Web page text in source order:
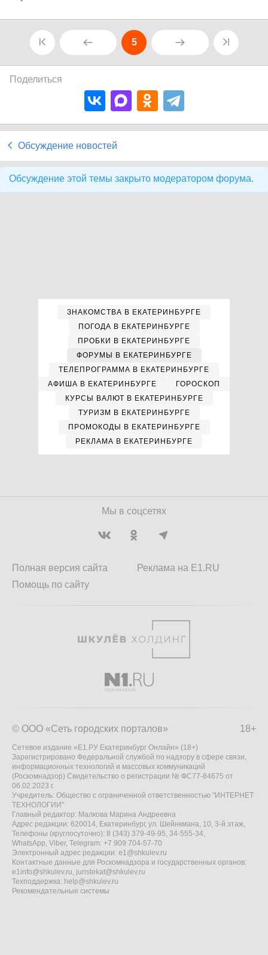
5
Поделиться
Обсуждение новостей
Обсуждение этой темы закрыто модератором форума.
ЗНАКОМСТВА В ЕКАТЕРИНБУРГЕ
ПОГОДА В ЕКАТЕРИНБУРГЕ
ПРОБКИ В ЕКАТЕРИНБУРГЕ
ФОРУМЫ В ЕКАТЕРИНБУРГЕ
ТЕЛЕПРОГРАММА В ЕКАТЕРИНБУРГЕ
АФИША В ЕКАТЕРИНБУРГЕ
ГОРОСКОП
КУРСЫ ВАЛЮТ В ЕКАТЕРИНБУРГЕ
ТУРИЗМ В ЕКАТЕРИНБУРГЕ
ПРОМОКОДЫ В ЕКАТЕРИНБУРГЕ
РЕКЛАМА В ЕКАТЕРИНБУРГЕ
Мы в соцсетях
Полная версия сайта
Помощь по сайту
Реклама на E1.RU
18+
© ООО «Сеть городских порталов»
Сетевое издание «Е1.РУ Екатеринбург Онлайн» (18+)
Зарегистрировано Федеральной службой по надзору в сфере связи,
информационных технологий и массовых коммуникаций
(Роскомнадзор) Свидетельство о регистрации № ФС77-84675 от
06.02.2023 г.
Учредитель: Общество с ограниченной ответственностью "ИНТЕРНЕТ
ТЕХНОЛОГИИ"
Главный редактор: Малкова Марина Андреевна
Адрес редакции: 620014, Екатеринбург, ул. Шейнкмана, 10, 3-й этаж,
Телефоны (круглосуточно): 8 (343) 379-49-95, 34-555-34,
WhatsApp, Viber, Telegram: +7 909 704-57-70
Электронный адрес редакции: e1@shkulev.ru
Контактные данные для Роскомнадзора и государственных органов:
e1info@shkulev.ru, juristekat@shkulev.ru
Техподдержка: help@shkulev.ru
Рекомендательные системы